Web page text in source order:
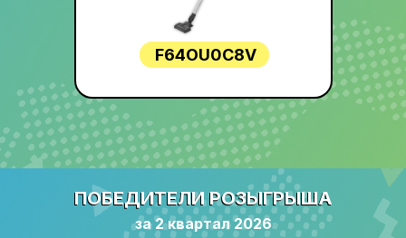
F64OU0C8V
за 2 квартал 2026
ПОБЕДИТЕЛИ РОЗЫГРЫША
ПОБЕДИТЕЛИ РОЗЫГРЫША